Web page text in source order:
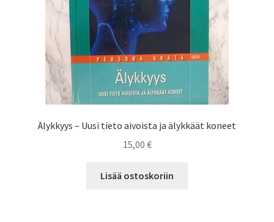
Toimitusehdot
Yhteystiedot
Älykkyys – Uusi tieto aivoista ja älykkäät koneet
15,00 €
Lisää ostoskoriin